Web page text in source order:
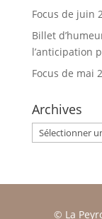
Focus de juin
Billet
l’anticipation
Focus de mai
Archives
Archives
© La